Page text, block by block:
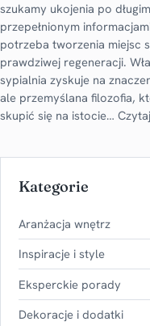
szukamy ukojenia po
przepełnionym
potrzeba tworzenia miejsc
prawdziwej regeneracji.
sypialnia zyskuje na
ale przemyślana filozofia,
skupić się na istocie…
Kategorie
Aranżacja wnętrz
Inspiracje i style
Eksperckie porady
Dekoracje i dodatki